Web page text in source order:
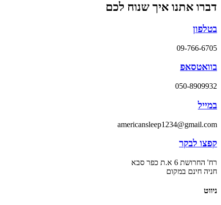
דברו אתנו איך שנוח לכם
בטלפון
09-766-6705
בוואטסאפ
050-8909932
במייל
americansleep1234@gmail.com
קפצו לבקר
רח' החרושת 6 א.ת כפר סבא
חניה חינם במקום
ניווט